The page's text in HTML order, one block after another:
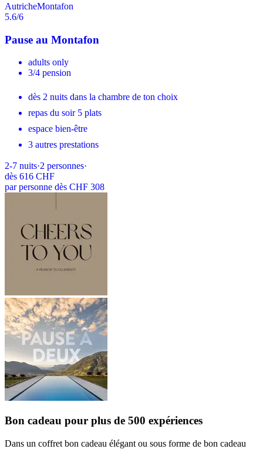
AutricheMontafon
5.6/6
Pause au Montafon
adults only
3/4 pension
dès 2 nuits dans la chambre de ton choix
repas du soir 5 plats
espace bien-être
3 autres prestations
2-7 nuits·2 personnes·
dès 616 CHF
par personne dès CHF 308
Bon cadeau pour plus de 500 expériences
Dans un coffret bon cadeau élégant ou sous forme de bon cadeau